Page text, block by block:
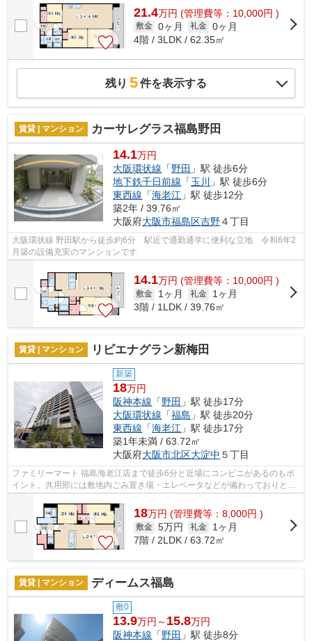
21.4万円 (管理費等：10,000円 )
敷金 0ヶ月 礼金 0ヶ月
4階 / 3LDK / 62.35㎡
残り 5件を表示する
賃貸 | マンション カーサレグラス福島野田
14.1万円
大阪環状線 「野田 」駅 徒歩6分
地下鉄千日前線 「玉川
」駅 徒歩6分
東西線 「海老江 」駅 徒歩12分
築2年 / 39.76㎡
大阪府大阪市福島区吉野４丁目
大阪環状線 野田駅から徒歩約6分 駅近で通勤通学に便利な立地 令和6年2
月築の設備充実のマンションです
14.1万円 (管理費等：10,000円 )
敷金 1ヶ月 礼金
1ヶ月
3階 / 1LDK / 39.76㎡
賃貸 | マンション リビエナグラン新梅田
新築
18万円
阪神本線 「野田 」駅 徒歩17分
大阪環状線 「福島 」駅 徒歩20分
東西線 「海老江 」駅 徒歩17分
築1年未満 / 63.72㎡
大阪府大阪市北区大淀中 ５丁目
ファミリーマート 福島海老江店まで徒歩6分と近場にコンビニがあるのもポ
イント。共用部には敷地内ごみ置き場・エレベータなどが備わっておりとて
も充実しています。行く先に応じて経...
18万円 (管理費等：8,000円 )
敷金 5万円 礼金
1ヶ月
7階 / 2LDK / 63.72㎡
賃貸 | マンション ディームス福島
敷0
13.9万円～ 15.8万円
阪神本線 「野田 」駅 徒歩8分